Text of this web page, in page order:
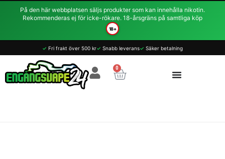
På den här webbplatsen säljs produkter som kan innehålla nikotin.
Rekommenderas ej för icke-rökare. 18-årsgräns på samtliga köp
18+
Hoppa
✓ Fri frakt över 500 kr✓ Snabb leverans✓ Säker betalning
0
Varukorg
Nova
Bubblegum
20mg